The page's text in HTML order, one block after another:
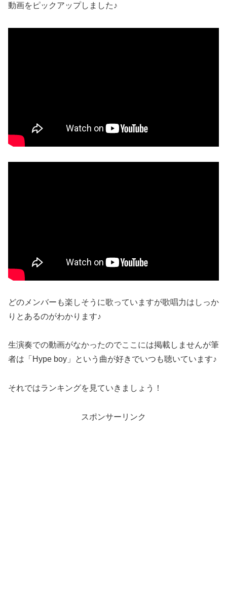
動画をピックアップしました♪
どのメンバーも楽しそうに歌っていますが歌唱力はしっか
りとあるのがわかります♪
生演奏での動画がなかったのでここには掲載しませんが筆
者は「Hype boy」という曲が好きでいつも聴いています♪
それではランキングを見ていきましょう！
スポンサーリンク